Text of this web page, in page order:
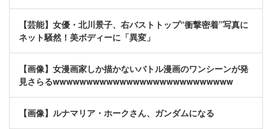
【芸能】女優・北川景子、右バストトップ“衝撃密着”写真に
ネット騒然！美ボディーに「異変」
【画像】女漫画家しか描かないバトル漫画のワンシーンが発
見さらるwwwwwwwwwwwwwwwwwwwwwwwwwww
【画像】ルナマリア・ホークさん、ガンダムになる